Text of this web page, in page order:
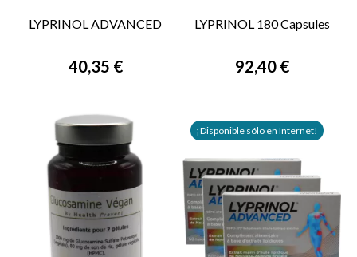
LYPRINOL ADVANCED
40,35 €
LYPRINOL 180 Capsules
92,40 €
¡Disponible sólo en Internet!